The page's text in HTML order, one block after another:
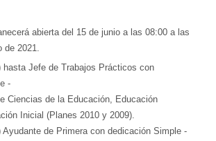
abierta del 15 de junio a las 08:00 a las
de 2021.
hasta Jefe de Trabajos Prácticos con
-
Ciencias de la Educación, Educación
Inicial (Planes 2010 y 2009).
Ayudante de Primera con dedicación Simple -